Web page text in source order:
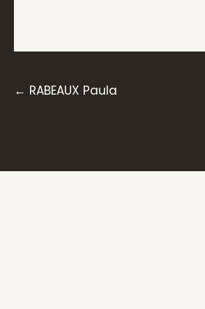
Posts
← RABEAUX Paula